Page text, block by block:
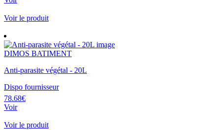
Voir le produit
DIMOS BATIMENT
Anti-parasite végétal - 20L
Dispo fournisseur
78.68€
Voir
Voir le produit